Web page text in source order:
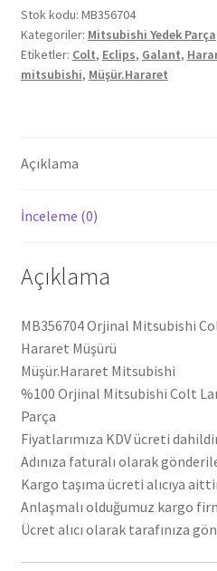
Eclips
Galant
Hararet
Müşürü
Stok kodu: MB356704
Kategoriler: Mitsubishi Yedek Parça
Etiketler: Colt, Eclips, Galant,
mitsubishi, Müşür.Hararet
Açıklama
İnceleme (0)
Açıklama
MB356704 Orjinal Mitsubishi
Hararet Müşürü
Müşür.Hararet Mitsubishi
%100 Orjinal Mitsubishi Colt
Parça
Fiyatlarımıza KDV ücreti
Adınıza faturalı olarak
Kargo taşıma ücreti alıcıya
Anlaşmalı olduğumuz kargo
Ücret alıcı olarak tarafınıza